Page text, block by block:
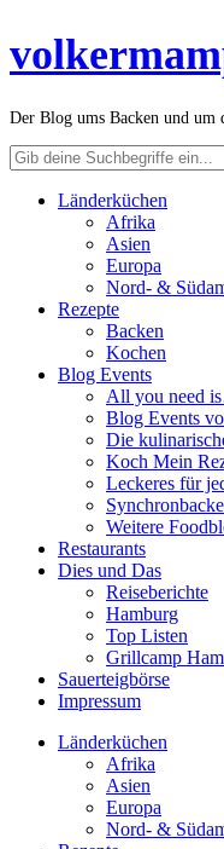
Der Blog ums Backen und um
Länderküchen
Afrika
Asien
Europa
Nord- &
Rezepte
Backen
Kochen
Blog Events
All you need
Blog Events
Die
Koch Mein
Leckeres für
Weitere
Restaurants
Dies und Das
Reiseberichte
Hamburg
Top Listen
Grillcamp
Sauerteigbörse
Impressum
Länderküchen
Afrika
Asien
Europa
Nord- &